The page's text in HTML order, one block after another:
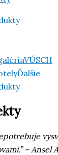
VÚSCH
Ďalšie
– Ansel